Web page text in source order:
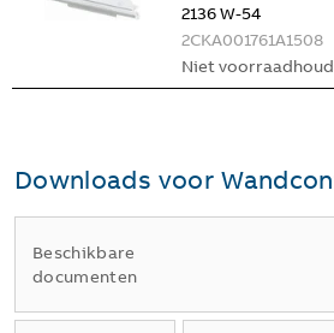
2136 W-54
2CKA001761A1508
Niet
Downloads voor
Beschikbare
documenten